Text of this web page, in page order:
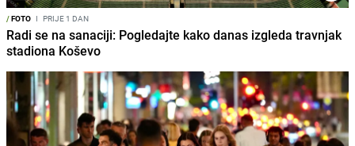
/FOTO I PRIJE 1 DAN
Radi se na sanaciji: Pogledajte kako danas izgleda travnjak
stadiona Koševo